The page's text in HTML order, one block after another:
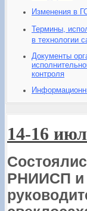
Изменения в
Термины,
в технологии
Документы
контроля
14-16
РНИИСП и